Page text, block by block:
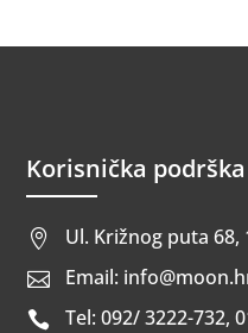
Korisnička podrška
 Ul. Križnog puta 68,
 Email:
 Tel: 092/ 3222-732,